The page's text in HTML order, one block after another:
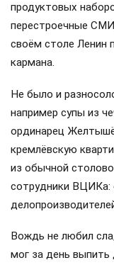
продуктовых
перестроечные
своём столе Ленин
кармана.
Не было и
например супы из
ординарец
кремлёвскую
из обычной
сотрудники ВЦИКа:
Вождь не любил
мог за день